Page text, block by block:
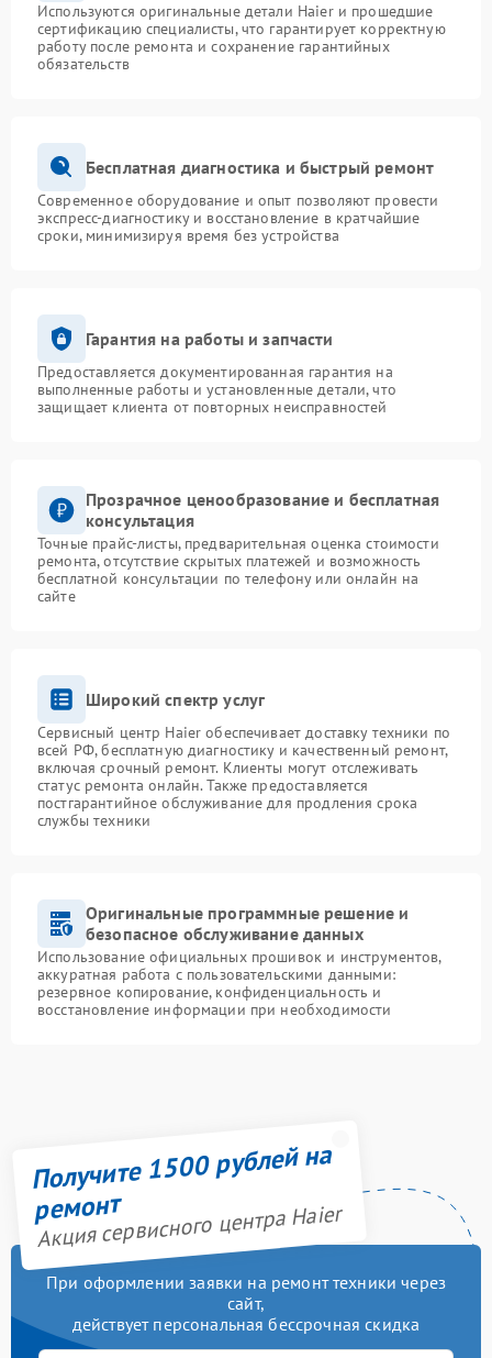
Используются оригинальные детали Haier и прошедшие
сертификацию специалисты, что гарантирует корректную
работу после ремонта и сохранение гарантийных
обязательств
Бесплатная диагностика и быстрый ремонт
Современное оборудование и опыт позволяют провести
экспресс-диагностику и восстановление в кратчайшие
сроки, минимизируя время без устройства
Гарантия на работы и запчасти
Предоставляется документированная гарантия на
выполненные работы и установленные детали, что
защищает клиента от повторных неисправностей
Прозрачное ценообразование и бесплатная
консультация
Точные прайс-листы, предварительная оценка стоимости
ремонта, отсутствие скрытых платежей и возможность
бесплатной консультации по телефону или онлайн на
сайте
Широкий спектр услуг
Сервисный центр Haier обеспечивает доставку техники по
всей РФ, бесплатную диагностику и качественный ремонт,
включая срочный ремонт. Клиенты могут отслеживать
статус ремонта онлайн. Также предоставляется
постгарантийное обслуживание для продления срока
службы техники
Оригинальные программные решение и
безопасное обслуживание данных
Использование официальных прошивок и инструментов,
аккуратная работа с пользовательскими данными:
резервное копирование, конфиденциальность и
восстановление информации при необходимости
Получите 1500 рублей на
ремонт
Акция сервисного центра Haier
При оформлении заявки на ремонт техники через
сайт,
действует персональная бессрочная скидка